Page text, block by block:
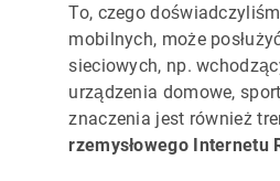
To, czego
mobilnych, może
sieciowych, np.
urządzenia domowe,
znaczenia jest również
rzemysłowego Internetu